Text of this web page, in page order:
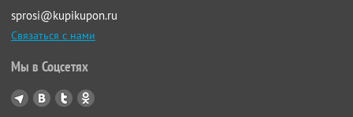
sprosi@kupikupon.ru
Связаться с нами
Мы в Соцсетях